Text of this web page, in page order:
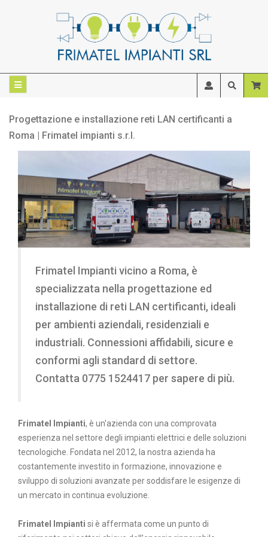
Progettazione e installazione reti LAN certificanti a
Roma | Frimatel impianti s.r.l.
Frimatel Impianti vicino a Roma, è
specializzata nella progettazione ed
installazione di reti LAN certificanti, ideali
per ambienti aziendali, residenziali e
industriali. Connessioni affidabili, sicure e
conformi agli standard di settore.
Contatta 0775 1524417 per sapere di più.
Frimatel Impianti, è un'azienda con una comprovata
esperienza nel settore degli impianti elettrici e delle soluzioni
tecnologiche. Fondata nel 2012, la nostra azienda ha
costantemente investito in formazione, innovazione e
sviluppo di soluzioni avanzate per soddisfare le esigenze di
un mercato in continua evoluzione.
Frimatel Impianti si è affermata come un punto di